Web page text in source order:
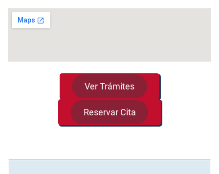
Ver Trámites
Reservar Cita